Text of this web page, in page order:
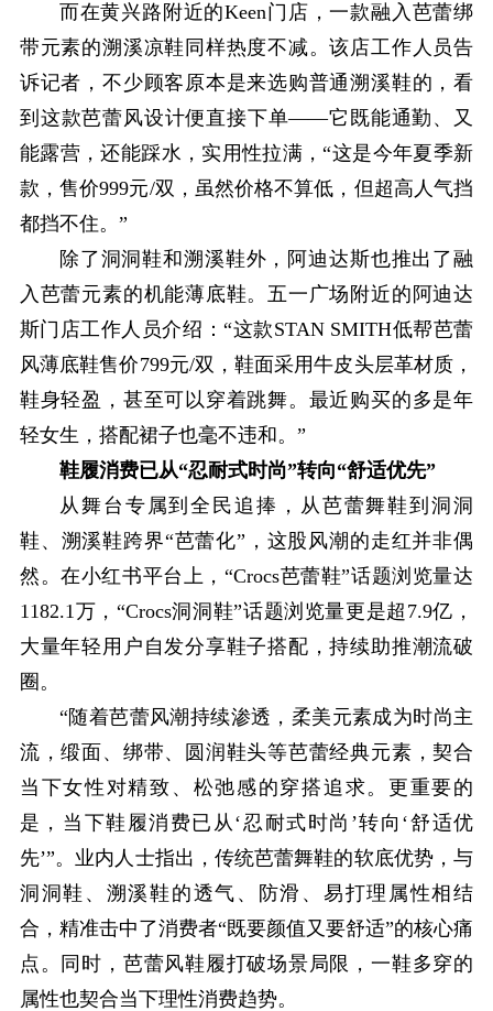
而在黄兴路附近的Keen门店，一款融入芭蕾绑
带元素的溯溪凉鞋同样热度不减。该店工作人员告
诉记者，不少顾客原本是来选购普通溯溪鞋的，看
到这款芭蕾风设计便直接下单——它既能通勤、又
能露营，还能踩水，实用性拉满，“这是今年夏季新
款，售价999元/双，虽然价格不算低，但超高人气挡
都挡不住。”
除了洞洞鞋和溯溪鞋外，阿迪达斯也推出了融
入芭蕾元素的机能薄底鞋。五一广场附近的阿迪达
斯门店工作人员介绍：“这款STAN SMITH低帮芭蕾
风薄底鞋售价799元/双，鞋面采用牛皮头层革材质，
鞋身轻盈，甚至可以穿着跳舞。最近购买的多是年
轻女生，搭配裙子也毫不违和。”
鞋履消费已从“忍耐式时尚”转向“舒适优先”
从舞台专属到全民追捧，从芭蕾舞鞋到洞洞
鞋、溯溪鞋跨界“芭蕾化”，这股风潮的走红并非偶
然。在小红书平台上，“Crocs芭蕾鞋”话题浏览量达
1182.1万，“Crocs洞洞鞋”话题浏览量更是超7.9亿，
大量年轻用户自发分享鞋子搭配，持续助推潮流破
圈。
“随着芭蕾风潮持续渗透，柔美元素成为时尚主
流，缎面、绑带、圆润鞋头等芭蕾经典元素，契合
当下女性对精致、松弛感的穿搭追求。更重要的
是，当下鞋履消费已从‘忍耐式时尚’转向‘舒适优
先’”。业内人士指出，传统芭蕾舞鞋的软底优势，与
洞洞鞋、溯溪鞋的透气、防滑、易打理属性相结
合，精准击中了消费者“既要颜值又要舒适”的核心痛
点。同时，芭蕾风鞋履打破场景局限，一鞋多穿的
属性也契合当下理性消费趋势。